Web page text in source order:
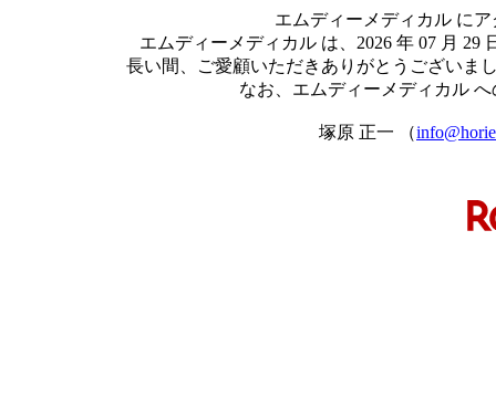
エムディーメディカル に
エムディーメディカル は、2026 年 07 月
長い間、ご愛顧いただきありがとうございま
なお、エムディーメディカル
塚原 正一 （